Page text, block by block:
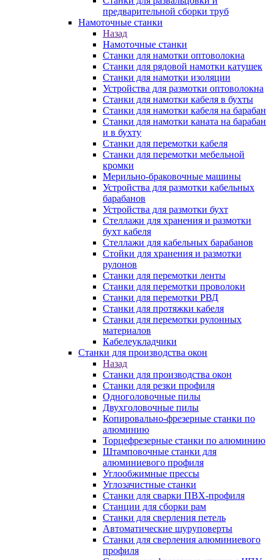
предварительной сборки труб
Намоточные станки
Назад
Намоточные станки
Станки для намотки оптоволокна
Станки для рядовой намотки катушек
Станки для намотки изоляции
Устройства для размотки оптоволокна
Станки для намотки кабеля в бухты
Станки для намотки кабеля на барабан
Станки для намотки каната на барабан
и в бухту
Станки для перемотки кабеля
Станки для перемотки мебельной
кромки
Мерильно-браковочные машины
Устройства для размотки кабельных
барабанов
Устройства для размотки бухт
Стеллажи для хранения и размотки
бухт кабеля
Стеллажи для кабельных барабанов
Стойки для хранения и размотки
рулонов
Станки для перемотки ленты
Станки для перемотки проволоки
Станки для перемотки РВД
Станки для протяжки кабеля
Станки для перемотки рулонных
материалов
Кабелеукладчики
Станки для производства окон
Назад
Станки для производства окон
Станки для резки профиля
Одноголовочные пилы
Двухголовочные пилы
Копировально-фрезерные станки по
алюминию
Торцефрезерные станки по алюминию
Штамповочные станки для
алюминиевого профиля
Углообжимные прессы
Углозачистные станки
Станки для сварки ПВХ-профиля
Станции для сборки рам
Станки для сверления петель
Автоматические шуруповерты
Станки для сверления алюминиевого
профиля